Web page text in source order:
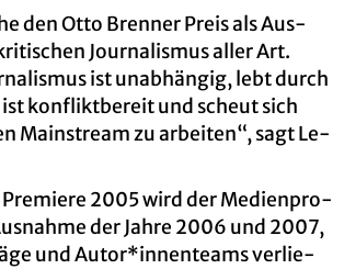
den Otto Bren­ner Preis als Aus­
Jour­na­lis­mus aller Art.
ist un­ab­hän­gig, lebt durch
ist kon­flikt­be­reit und scheut sich
Main­stream zu ar­bei­ten“, sagt Le­
Pre­mie­re 2005 wird der Me­di­en­pro­
der Jahre 2006 und 2007,
und Autor*in­nen­teams ver­lie­